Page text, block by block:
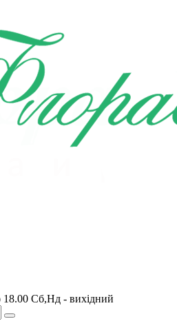
Сб,Нд - вихідний